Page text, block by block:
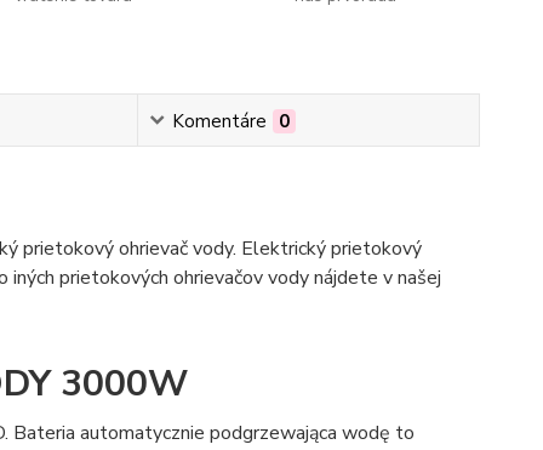
Komentáre 0
prietokový ohrievač vody. Elektrický prietokový
prietokových ohrievačov vody nájdete v našej
3000W
automatycznie podgrzewająca wodę to